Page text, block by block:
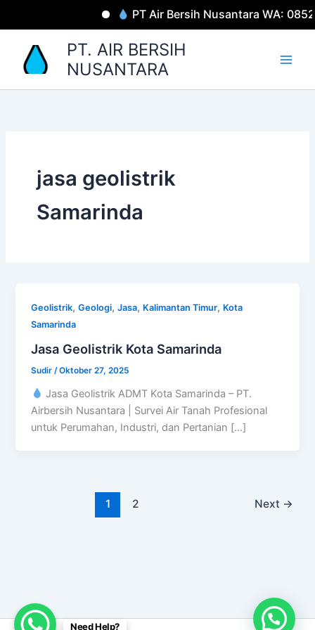
PT Air Bersih Nusantara WA:
PT. AIR BERSIH
NUSANTARA
jasa geolistrik
Samarinda
Geolistrik,Geologi,Jasa, Kalimantan Timur, Kota
Samarinda
Jasa Geolistrik Kota Samarinda
Sudir /Oktober 27, 2025
Jasa Geolistrik ADMT Kota Samarinda – PT.
Airbersih Nusantara | Survei Air Tanah Profesional
untuk Perumahan, Industri, dan Pertanian […]
1 2 Next →
Need Help?